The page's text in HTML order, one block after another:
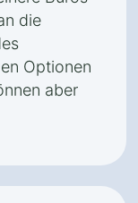
die
Optionen
aber